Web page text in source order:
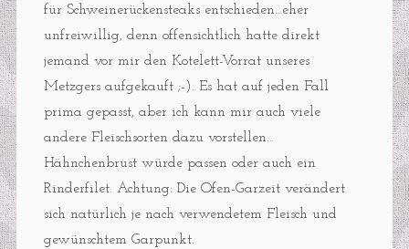
für Schweinerückensteaks entschieden…eher
unfreiwillig, denn offensichtlich hatte direkt
jemand vor mir den Kotelett-Vorrat unseres
Metzgers aufgekauft ;-). Es hat auf jeden Fall
prima gepasst, aber ich kann mir auch viele
andere Fleischsorten dazu vorstellen…
Hähnchenbrust würde passen oder auch ein
Rinderfilet. Achtung: Die Ofen-Garzeit verändert
sich natürlich je nach verwendetem Fleisch und
gewünschtem Garpunkt.